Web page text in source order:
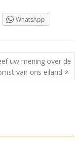
WhatsApp
uw mening over de
van ons eiland